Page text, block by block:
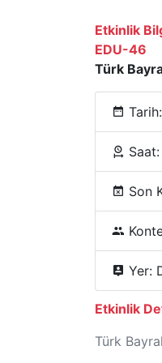
Etkinlik
EDU-46
Türk
Son
Yer:
Etkinlik
Türk